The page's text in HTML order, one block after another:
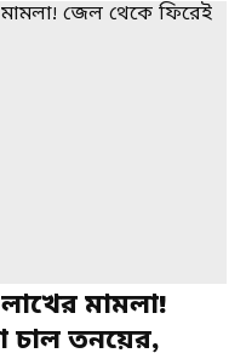
মামলা!
চাল তনয়ের,